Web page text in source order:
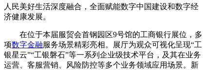
人民美好生活深度融合，全面赋能数字中国建设和数字经
济健康发展。
在位于本届服贸会首钢园区9号馆的工商银行展位，多
项数字金融服务场景精彩亮相。展厅为观众可视化呈现“工
银星云”“工银磐石”等一系列企业级技术平台，及其在业务
运营、客服营销、风险防控等多个业务领域应用场景。新